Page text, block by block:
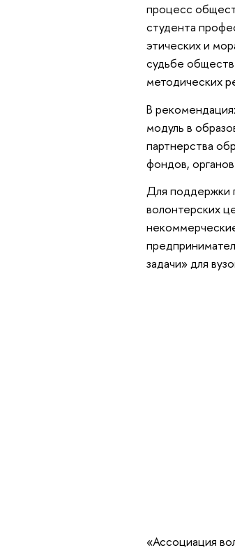
процесс
студента
этических и
судьбе
методических
В
модуль в
партнерства
фондов,
Для поддержки
волонтерских
задачи» для
«Ассоциация